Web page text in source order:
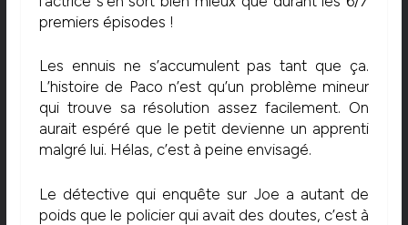
premiers épisodes !
Les ennuis ne s’accumulent pas tant que ça.
L’histoire de Paco n’est qu’un problème mineur
qui trouve sa résolution assez facilement. On
aurait espéré que le petit devienne un apprenti
malgré lui. Hélas, c’est à peine envisagé.
Le détective qui enquête sur Joe a autant de
poids que le policier qui avait des doutes, c’est à